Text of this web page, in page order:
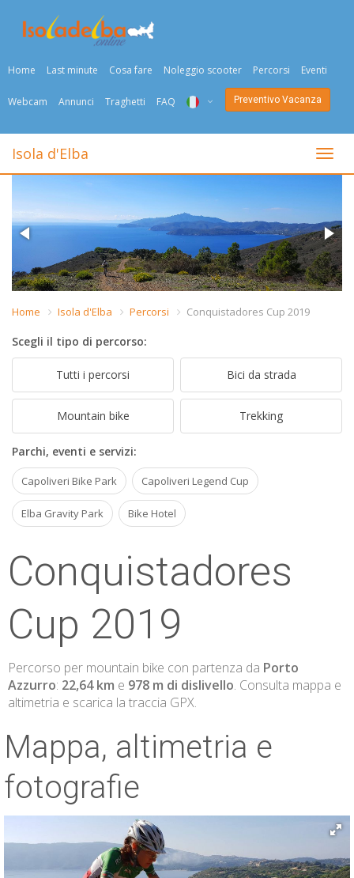
Home Last minute Cosa fare Noleggio scooter Percorsi Eventi
Webcam Annunci Traghetti FAQ
ENG
NED
FRA
PYC
ESP
Preventivo Vacanza
Togli
Isola d'Elba
Home Isola d'Elba Percorsi Conquistadores Cup 2019
Scegli il tipo di percorso:
Tutti i percorsi Bici da strada
Mountain bike Trekking
Parchi, eventi e servizi:
Capoliveri Bike Park Capoliveri Legend Cup
Elba Gravity Park Bike Hotel
Conquistadores
Cup 2019
Percorso per mountain bike con partenza da Porto
Azzurro: 22,64 km e 978 m di dislivello. Consulta mappa e
altimetria e scarica la traccia GPX.
Mappa, altimetria e
fotografie